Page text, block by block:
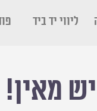
ליווי יד ביד
מאין!